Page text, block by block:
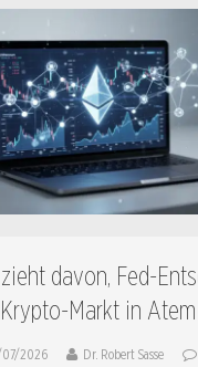
davon, Fed-
Krypto-Markt in Atem
07/2026 Dr. Robert Sasse